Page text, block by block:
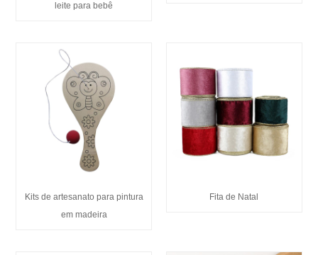
leite para bebê
Kits de artesanato para pintura
em madeira
Fita de Natal